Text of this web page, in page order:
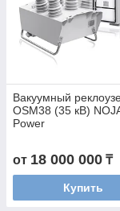
Вакуумный
OSM38 (35 кВ)
Power
от 18 000 000 ₸
Купить